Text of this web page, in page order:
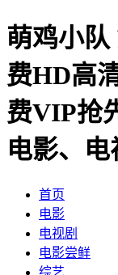
萌鸡小
费HD高
费VIP抢
电影、
首页
电影
电视剧
电影尝鲜
综艺